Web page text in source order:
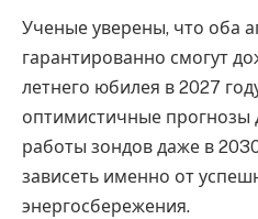
Ученые уверены, что оба
гарантированно смогут
летнего юбилея в 2027
оптимистичные прогнозы
работы зондов даже в
зависеть именно от
энергосбережения.